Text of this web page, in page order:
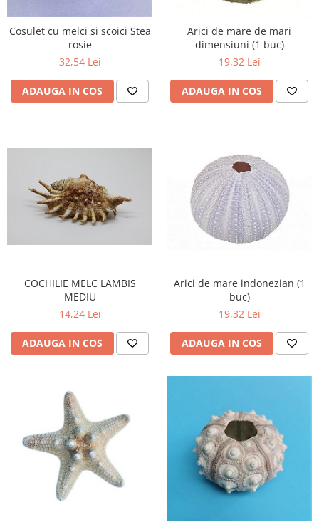
Decoratiuni care se agata
Tablouri
Cosulet cu melci si scoici Stea
rosie
32,54 Lei
ADAUGA IN COS
Arici de mare de mari
dimensiuni (1 buc)
19,32 Lei
ADAUGA IN COS
COCHILIE MELC LAMBIS
MEDIU
14,24 Lei
ADAUGA IN COS
Arici de mare indonezian (1
buc)
19,32 Lei
ADAUGA IN COS